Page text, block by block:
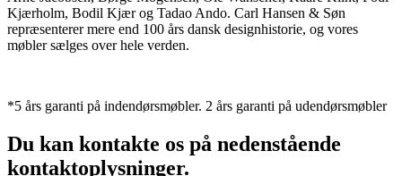
Kjærholm, Bodil Kjær og Tadao Ando. Carl Hansen & Søn
repræsenterer mere end 100 års dansk designhistorie, og vores
møbler sælges over hele verden.
*5 års garanti på indendørsmøbler. 2 års garanti på udendørsmøbler
Du kan kontakte os på nedenstående
kontaktoplysninger.